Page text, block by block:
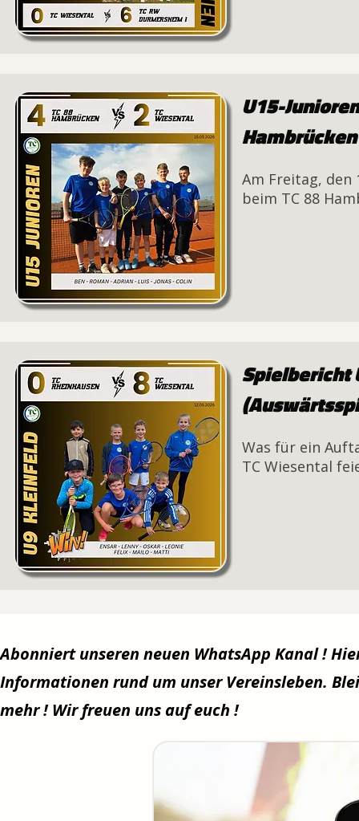
U15-
Hambrücken
Am Freitag, den
beim TC 88
Spielbericht
Was für ein
TC Wiesental
Abonniert unseren neuen WhatsApp Kanal !
Informationen rund um unser Vereinsleben.
mehr ! Wir freuen uns auf euch !